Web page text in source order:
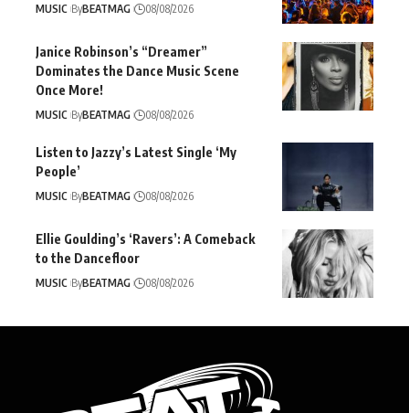
MUSIC ByBEATMAG 08/08/2026
Janice Robinson’s “Dreamer”
Dominates the Dance Music Scene
Once More!
MUSIC ByBEATMAG 08/08/2026
Listen to Jazzy’s Latest Single ‘My
People’
MUSIC ByBEATMAG 08/08/2026
Ellie Goulding’s ‘Ravers’: A Comeback
to the Dancefloor
MUSIC ByBEATMAG 08/08/2026